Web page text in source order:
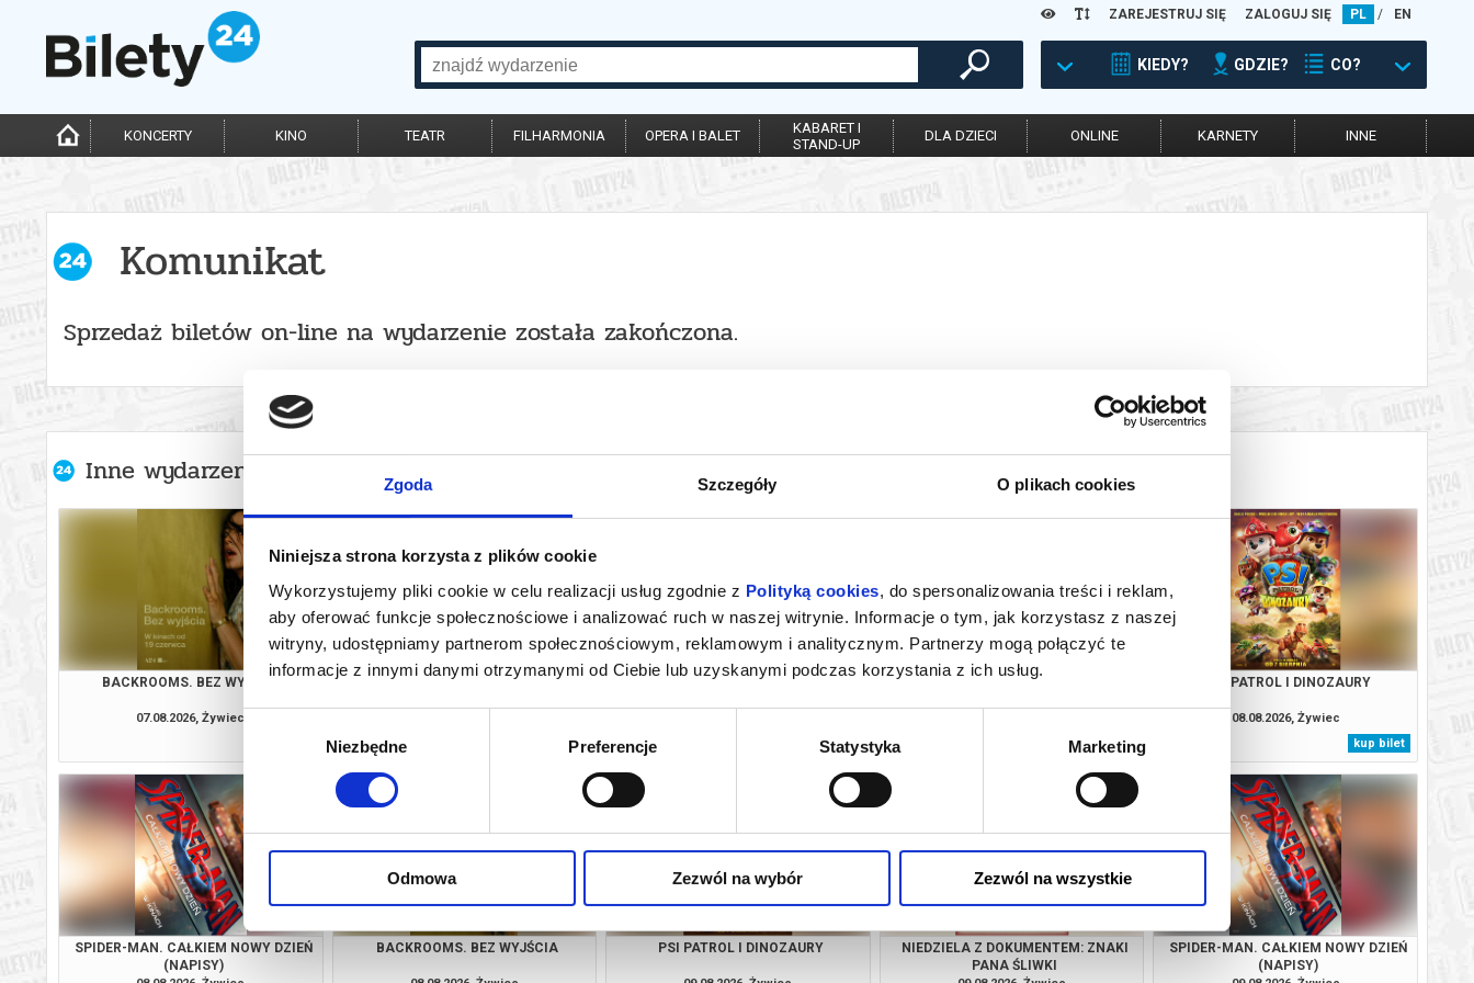
Zgoda Szczegóły O plikach cookies
Niniejsza strona korzysta z plików cookie
Wykorzystujemy pliki cookie w celu realizacji usług zgodnie z Polityką cookies, do spersonalizowania treści i reklam,
aby oferować funkcje społecznościowe i analizować ruch w naszej witrynie. Informacje o tym, jak korzystasz z naszej
witryny, udostępniamy partnerom społecznościowym, reklamowym i analitycznym. Partnerzy mogą połączyć te
informacje z innymi danymi otrzymanymi od Ciebie lub uzyskanymi podczas korzystania z ich usług.
Wybór
Niezbędne Preferencje Statystyka Marketing
Odmowa Zezwól na wybór Zezwól na wszystkie
ZAREJESTRUJ SIĘ ZALOGUJ SIĘ PL / EN
KIEDY? GDZIE? CO?
KONCERTY KINO TEATR FILHARMONIA OPERA I BALET
KABARET I
STAND-UP
DLA DZIECI ONLINE KARNETY INNE
Komunikat
Sprzedaż biletów on-line na wydarzenie została zakończona.
Inne wydarzenia organizatora
BACKROOMS. BEZ WYJŚCIA
07.08.2026, Żywiec
PSI PATROL I DINOZAURY
kup bilet
SPIDER-MAN. CAŁKIEM NOWY DZIEŃ
kup bilet
KLASYKA NA TOPIE: MILCZENIE
kup bilet
PSI PATROL I DINOZAURY
08.08.2026, Żywiec
kup bilet
SPIDER-MAN. CAŁKIEM NOWY DZIEŃ
(NAPISY)
BACKROOMS. BEZ WYJŚCIA PSI PATROL I DINOZAURY
NIEDZIELA Z DOKUMENTEM: ZNAKI
PANA ŚLIWKI
SPIDER-MAN. CAŁKIEM NOWY DZIEŃ
(NAPISY)